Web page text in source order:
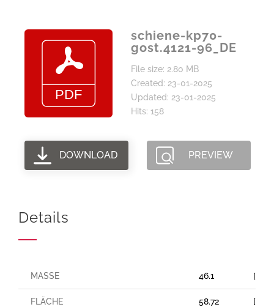
schiene-kp70-
gost.4121-96_DE
File size: 2.80 MB
Created: 23-01-2025
Updated: 23-01-2025
Hits: 158
DOWNLOAD PREVIEW
Details
MASSE 46.1 [Kg/
FLÄCHE 58.72 [cm²]